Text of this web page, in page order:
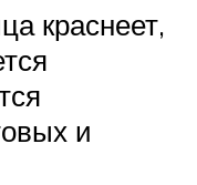
краснеет,
и